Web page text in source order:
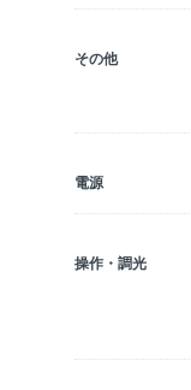
その他
電源
操作・調光